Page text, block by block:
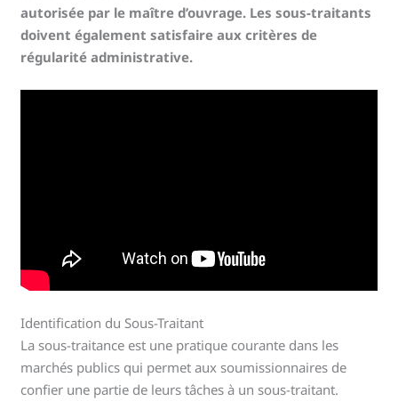
autorisée par le maître d’ouvrage. Les sous-traitants
doivent également satisfaire aux critères de
régularité administrative.
Identification du Sous-Traitant
La sous-traitance est une pratique courante dans les
marchés publics qui permet aux soumissionnaires de
confier une partie de leurs tâches à un sous-traitant.